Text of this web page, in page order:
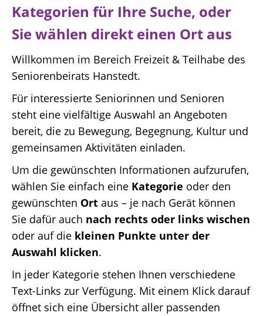
Kategorien für Ihre Suche, oder
Sie wählen direkt einen Ort aus
Willkommen im Bereich Freizeit & Teilhabe des
Seniorenbeirats Hanstedt.
Für interessierte Seniorinnen und Senioren
steht eine vielfältige Auswahl an Angeboten
bereit, die zu Bewegung, Begegnung, Kultur und
gemeinsamen Aktivitäten einladen.
Um die gewünschten Informationen aufzurufen,
wählen Sie einfach eine Kategorie oder den
gewünschten Ort aus – je nach Gerät können
Sie dafür auch nach rechts oder links wischen
oder auf die kleinen Punkte unter der
Auswahl klicken.
In jeder Kategorie stehen Ihnen verschiedene
Text-Links zur Verfügung. Mit einem Klick darauf
öffnet sich eine Übersicht aller passenden